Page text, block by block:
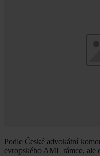
Podle České advokátní
evropského AML rámce,